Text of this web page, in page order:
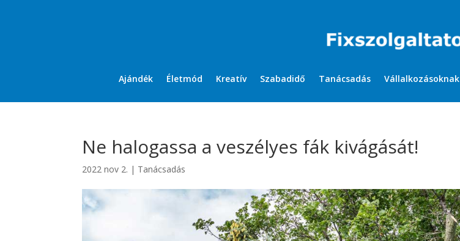
Ajándék Életmód Kreatív Szabadidő Tanácsadás Vállalkozásoknak
Ne halogassa a veszélyes fák kivágását!
2022 nov 2. | Tanácsadás